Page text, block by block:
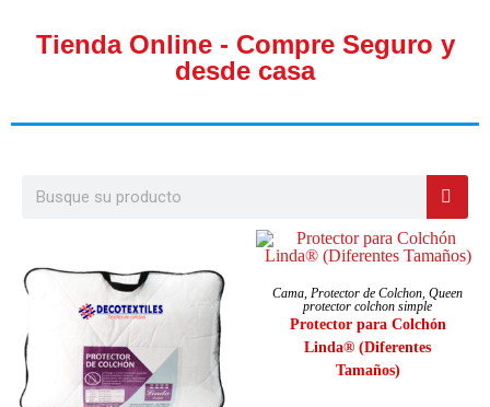
Tienda Online - Compre Seguro y
desde casa
SELECCIONAR OPCIONES
Cama, Protector de Colchon, Queen
protector colchon simple
Protector para Colchón
Linda® (Diferentes
Tamaños)